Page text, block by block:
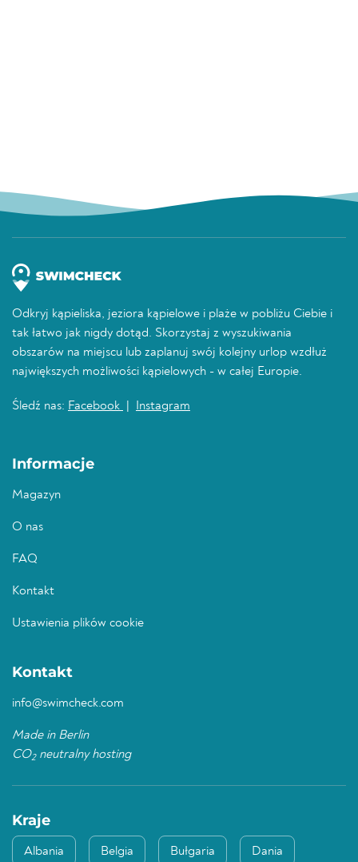
Odkryj kąpieliska, jeziora kąpielowe i plaże w pobliżu Ciebie i
tak łatwo jak nigdy dotąd. Skorzystaj z wyszukiwania
obszarów na miejscu lub zaplanuj swój kolejny urlop wzdłuż
największych możliwości kąpielowych - w całej Europie.
Śledź nas: Facebook Instagram
Informacje
Magazyn
O nas
FAQ
Kontakt
Ustawienia plików cookie
Kontakt
info@swimcheck.com
Made in Berlin
CO2neutralny hosting
Kraje
Albania Belgia Bułgaria Dania